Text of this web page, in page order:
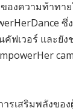
องความท้าทา
ซึ่
ฟเวอร์ และยั
รเสริมพลังขอ